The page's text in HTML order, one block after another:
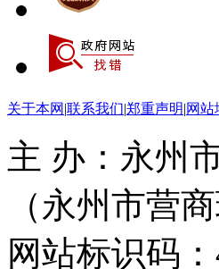
关于本网 |联系我们|郑重声明|网站
主 办：永州
（永州市营
网站标识码